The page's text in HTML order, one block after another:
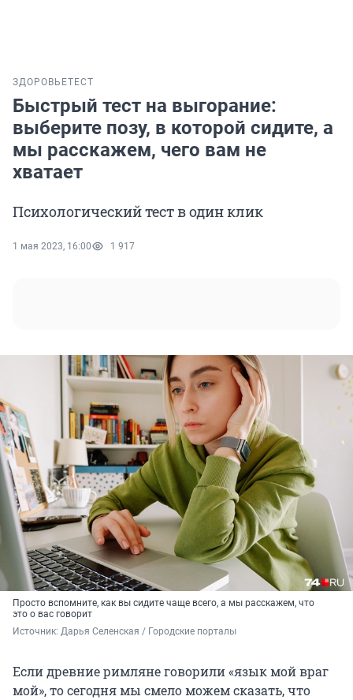
ЗДОРОВЬЕТЕСТ
Быстрый тест на выгорание:
выберите позу, в которой сидите, а
мы расскажем, чего вам не
хватает
Психологический тест в один клик
1 мая 2023, 16:00 1 917
Просто вспомните, как вы сидите чаще всего, а мы расскажем, что
это о вас говорит
Источник: Дарья Селенская / Городские порталы
Если древние римляне говорили «язык мой враг
мой», то сегодня мы смело можем сказать, что